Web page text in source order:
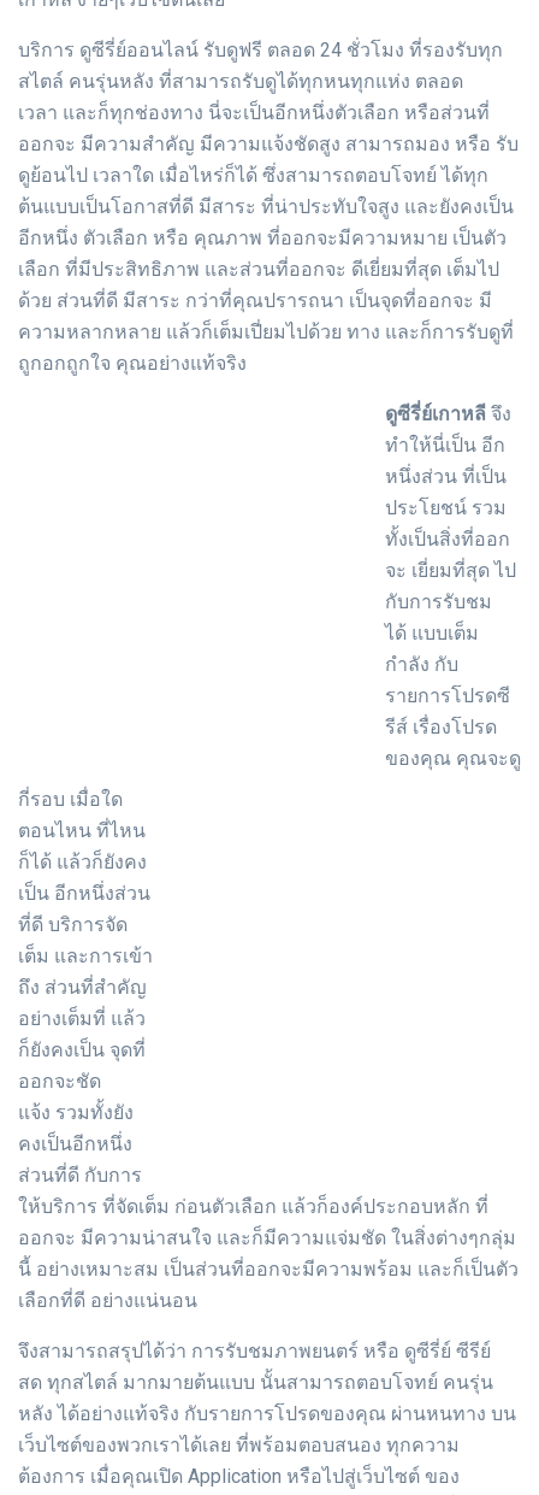
บริการ ดูซีรี่ย์ออนไลน์ รับดูฟรี ตลอด 24 ชั่วโมง ที่รองรับทุก
สไตล์ คนรุ่นหลัง ที่สามารถรับดูได้ทุกหนทุกแห่ง ตลอด
เวลา และก็ทุกช่องทาง นี่จะเป็นอีกหนึ่งตัวเลือก หรือส่วนที่
ออกจะ มีความสำคัญ มีความแจ้งชัดสูง สามารถมอง หรือ รับ
ดูย้อนไป เวลาใด เมื่อไหร่ก็ได้ ซึ่งสามารถตอบโจทย์ ได้ทุก
ต้นแบบเป็นโอกาสที่ดี มีสาระ ที่น่าประทับใจสูง และยังคงเป็น
อีกหนึ่ง ตัวเลือก หรือ คุณภาพ ที่ออกจะมีความหมาย เป็นตัว
เลือก ที่มีประสิทธิภาพ และส่วนที่ออกจะ ดีเยี่ยมที่สุด เต็มไป
ด้วย ส่วนที่ดี มีสาระ กว่าที่คุณปรารถนา เป็นจุดที่ออกจะ มี
ความหลากหลาย แล้วก็เต็มเปี่ยมไปด้วย ทาง และก็การรับดูที่
ถูกอกถูกใจ คุณอย่างแท้จริง
ดูซีรี่ย์เกาหลี จึง
ทำให้นี่เป็น อีก
หนึ่งส่วน ที่เป็น
ประโยชน์ รวม
ทั้งเป็นสิ่งที่ออก
จะ เยี่ยมที่สุด ไป
กับการรับชม
ได้ แบบเต็ม
กำลัง กับ
รายการโปรดซี
รีส์ เรื่องโปรด
ของคุณ คุณจะดู
กี่รอบ เมื่อใด
ตอนไหน ที่ไหน
ก็ได้ แล้วก็ยังคง
เป็น อีกหนึ่งส่วน
ที่ดี บริการจัด
เต็ม และการเข้า
ถึง ส่วนที่สำคัญ
อย่างเต็มที่ แล้ว
ก็ยังคงเป็น จุดที่
ออกจะชัด
แจ้ง รวมทั้งยัง
คงเป็นอีกหนึ่ง
ส่วนที่ดี กับการ
ให้บริการ ที่จัดเต็ม ก่อนตัวเลือก แล้วก็องค์ประกอบหลัก ที่
ออกจะ มีความน่าสนใจ และก็มีความแจ่มชัด ในสิ่งต่างๆกลุ่ม
นี้ อย่างเหมาะสม เป็นส่วนที่ออกจะมีความพร้อม และก็เป็นตัว
เลือกที่ดี อย่างแน่นอน
จึงสามารถสรุปได้ว่า การรับชมภาพยนตร์ หรือ ดูซีรี่ย์ ซีรีย์
สด ทุกสไตล์ มากมายต้นแบบ นั้นสามารถตอบโจทย์ คนรุ่น
หลัง ได้อย่างแท้จริง กับรายการโปรดของคุณ ผ่านหนทาง บน
เว็บไซต์ของพวกเราได้เลย ที่พร้อมตอบสนอง ทุกความ
ต้องการ เมื่อคุณเปิด Application หรือไปสู่เว็บไซต์ ของ